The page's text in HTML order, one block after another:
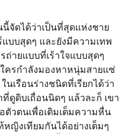
นี้จัดได้ว่าเป็นที่สุดแห่งชาย
บบสุดๆ และยังมีความเทพ
ถ่ายแบบที่เร้าใจแบบสุดๆ
ครกำลังมองหาหนุ่มสายแซ่
นเรือนร่างชนิดที่เรียกได้ว่า
ดูดิบเถื่อนนิดๆ แล้วละก็ เขา
วตนเพื่อเติมเต็มความหื่น
หญิงเทียมกันได้อย่างเต็มๆ